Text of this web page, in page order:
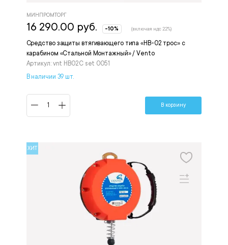
Средство защиты втягивающего типа «НВ-02 трос» с
карабином «Стальной Монтажный» / Vento
Артикул: vnt HB02C set 0051
МИНПРОМТОРГ
16 290.00 руб. -10% (включая ндс 22%)
В наличии 39 шт.
В корзину
ХИТ